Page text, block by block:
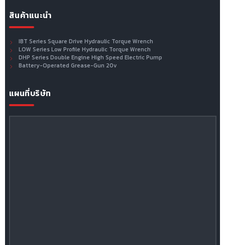
สินค้าแนะนำ
IBT Series Square Drive Hydraulic Torque Wrench
LOW Series Low Profile Hydraulic Torque Wrench
DHP Series Double Engine High Speed Electric Pump
Battery-Operated Grease-Gun 20v
แผนที่บริษัท